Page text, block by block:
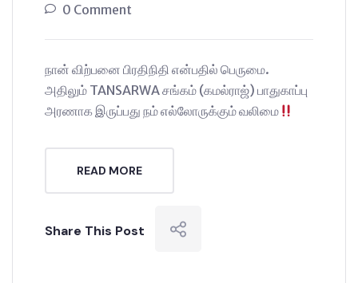
0 Comment
நான் விற்பனை பிரதிநிதி என்பதில் பெருமை.
அதிலும் TANSARWA சங்கம் (கமல்ராஜ்) பாதுகாப்பு
அரணாக இருப்பது நம் எல்லோருக்கும் வலிமை
READ MORE
Share This Post